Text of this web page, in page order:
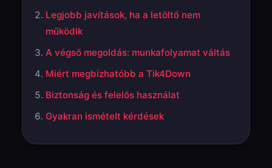
Legjobb javítások, ha a letöltő nem
működik
A végső megoldás: munkafolyamat váltás
Miért megbízhatóbb a Tik4Down
Biztonság és felelős használat
Gyakran ismételt kérdések